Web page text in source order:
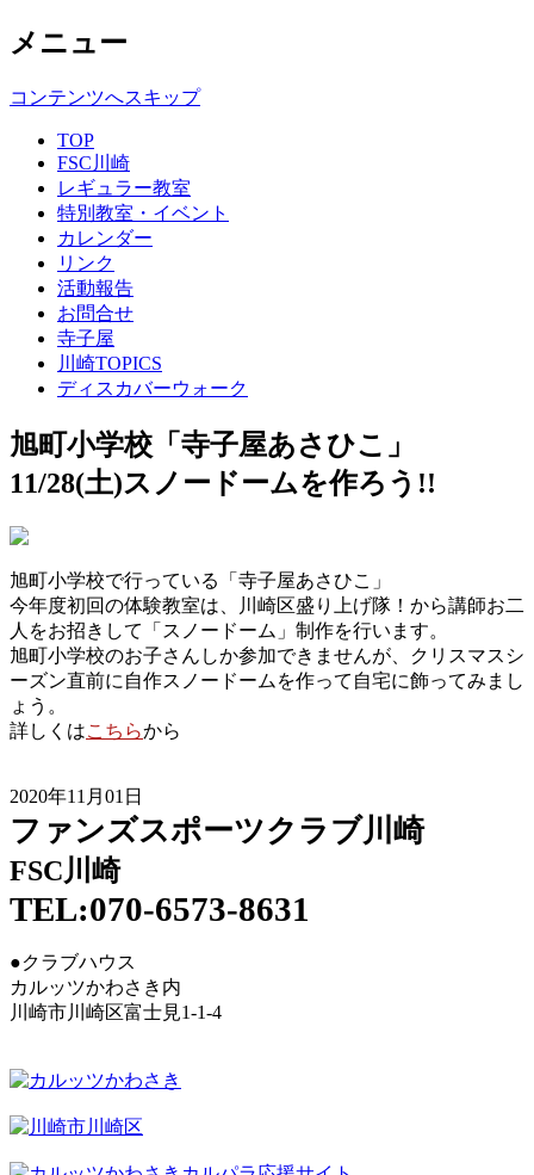
メニュー
コンテンツへスキップ
TOP
FSC川崎
レギュラー教室
特別教室・イベント
カレンダー
リンク
活動報告
お問合せ
寺子屋
川崎TOPICS
ディスカバーウォーク
旭町小学校「寺子屋あさひこ」
11/28(土)スノードームを作ろう!!
旭町小学校で行っている「寺子屋あさひこ」
今年度初回の体験教室は、川崎区盛り上げ隊！から講師お二
人をお招きして「スノードーム」制作を行います。
旭町小学校のお子さんしか参加できませんが、クリスマスシ
ーズン直前に自作スノードームを作って自宅に飾ってみまし
ょう。
詳しくはこちらから
2020年11月01日
ファンズスポーツクラブ川崎
FSC川崎
TEL:070-6573-8631
●クラブハウス
カルッツかわさき内
川崎市川崎区富士見1-1-4